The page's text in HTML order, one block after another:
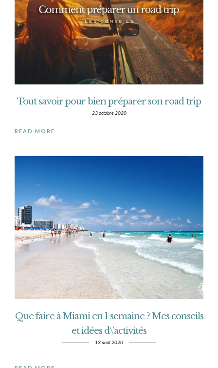
Tout savoir pour bien préparer son road trip
23 octobre 2020
READ MORE
Que faire à Miami en 1 semaine ? Mes conseils
et idées d\’activités
13 août 2020